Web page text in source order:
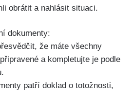
obrátit a nahlásit situaci.
dokumenty:
že máte všechny
a kompletujte je podle
patří doklad o totožnosti,